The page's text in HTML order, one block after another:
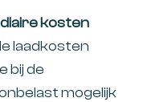
kosten
laadkosten
bij de
mogelijk